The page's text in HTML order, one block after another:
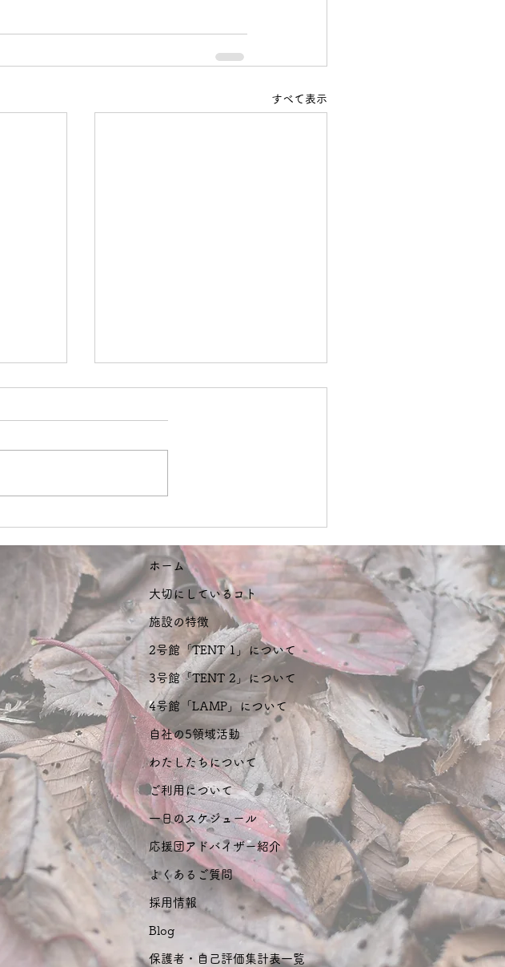
すべて表示
ホーム
大切にしているコト
施設の特徴
2号館「TENT 1」について
3号館「TENT 2」について
4号館「LAMP」について
自社の5領域活動
わたしたちについて
ご利用について
一日のスケジュール
応援団アドバイザー紹介
よくあるご質問
採用情報
Blog
保護者・自己評価集計表一覧